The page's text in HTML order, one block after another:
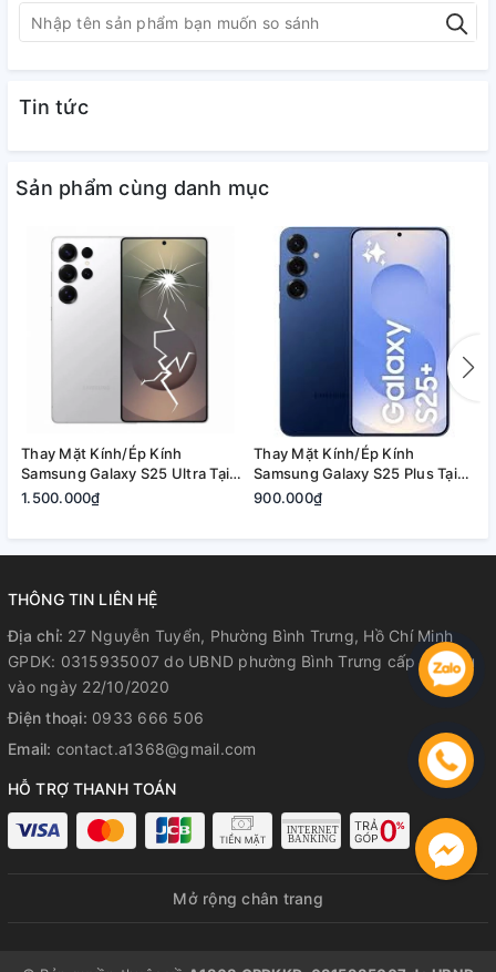
Tin tức
Sản phẩm cùng danh mục
Thay Mặt Kính/Ép Kính
Samsung Galaxy S25 Ultra Tại
Quận 2, Tp. Thủ Đức | Bảo
1.500.000₫
Thay Mặt Kính/Ép Kính
Samsung Galaxy S25 Plus Tại
Quận 2, Tp. Thủ Đức | Bảo
900.000₫
THÔNG TIN LIÊN HỆ
Địa chỉ: 27 Nguyễn Tuyển, Phường Bình Trưng, Hồ Chí Minh
GPDK: 0315935007 do UBND phường Bình Trưng cấp lần đầu
vào ngày 22/10/2020
Điện thoại: 0933 666 506
Email: contact.a1368@gmail.com
HỖ TRỢ THANH TOÁN
Mở rộng chân trang